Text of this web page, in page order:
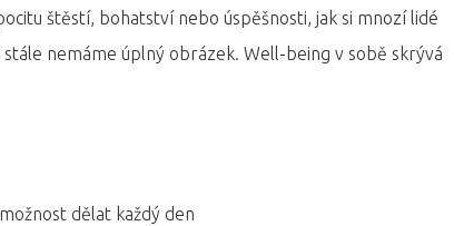
štěstí, bohatství nebo úspěšnosti, jak si mnozí lidé
nemáme úplný obrázek. Well-being v sobě skrývá
dělat každý den